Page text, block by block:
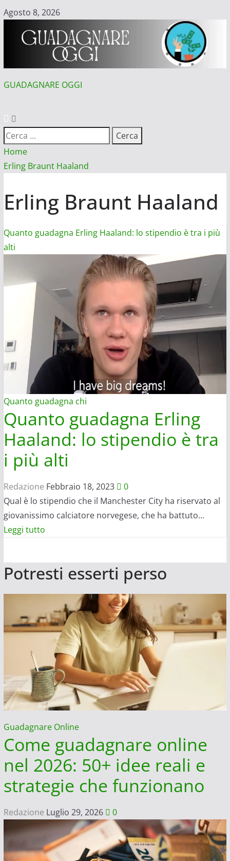
Vai
contenuto
Agosto 8, 2026
GUADAGNARE OGGI
Ricerca
per:
Home
Erling Braunt Haaland
Erling Braunt Haaland
Quanto guadagna Erling Haaland: lo stipendio è tra i più
alti
Quanto guadagna chi
Quanto guadagna Erling
Haaland: lo stipendio è tra
i più alti
Redazione Febbraio 18, 2023
0
Qual è lo stipendio che il Manchester City ha riservato al
giovanissimo calciatore norvegese, che ha battuto...
Leggi tuttoLeggi
su
guadagna
Erling
Haaland:
stipendio
è
tra
i
alti
Potresti esserti perso
Guadagnare Online
Come guadagnare online
nel 2026: 50+ idee reali e
strategie che funzionano
Redazione Luglio 29, 2026 0